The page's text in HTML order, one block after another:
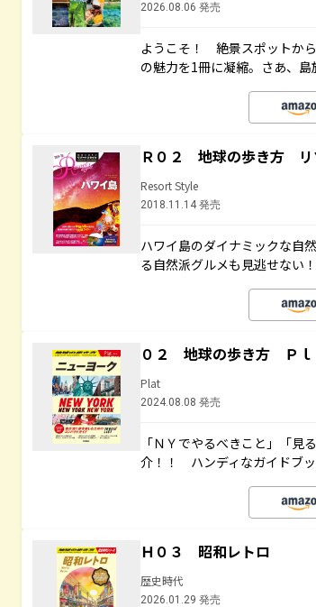
2026.08.06 発売
ようこそ！ 絶景スポットか
の魅力を1冊に凝縮。さあ、島
Ｒ０２ 地球の歩き方 リ
Resort Style
2018.11.14 発売
ハワイ島のダイナミックな自
る自然派グルメも見逃せない！
０２ 地球の歩き方 Ｐ
Plat
2024.08.08 発売
「ＮＹでやるべきこと」「
介！！ ハンディなガイドブッ
Ｈ０３ 昭和レトロ
歴史時代
2026.01.29 発売